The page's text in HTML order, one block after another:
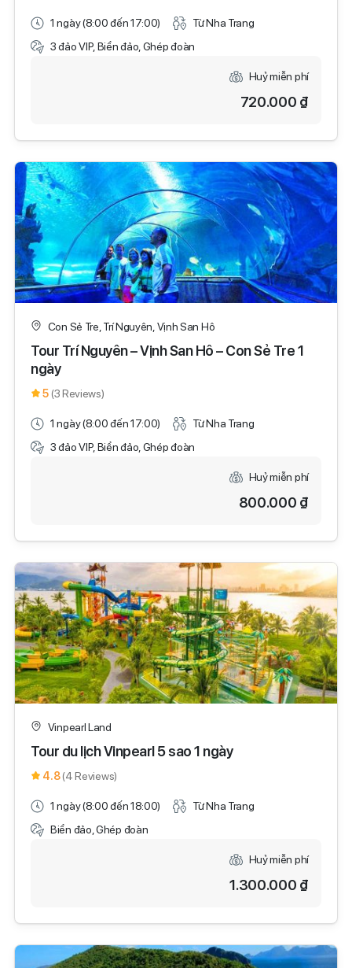
1 ngày (8:00 đến 17:00)
Từ Nha Trang
3 đảo VIP, Biển đảo, Ghép đoàn
Huỷ miễn phí
720.000 ₫
Con Sẻ Tre, Trí Nguyên, Vịnh San Hô
Tour Trí Nguyên – Vịnh San Hô – Con Sẻ Tre 1
ngày
5 (3 Reviews)
1 ngày (8:00 đến 17:00)
Từ Nha Trang
3 đảo VIP, Biển đảo, Ghép đoàn
Huỷ miễn phí
800.000 ₫
Vinpearl Land
Tour du lịch Vinpearl 5 sao 1 ngày
4.8(4 Reviews)
1 ngày (8:00 đến 18:00)
Từ Nha Trang
Biển đảo, Ghép đoàn
Huỷ miễn phí
1.300.000 ₫